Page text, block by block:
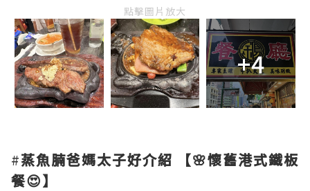
點擊圖片放大
+4
#蒸魚腩爸媽太子好介紹
【🌸懷舊港式鐵板
餐😍】